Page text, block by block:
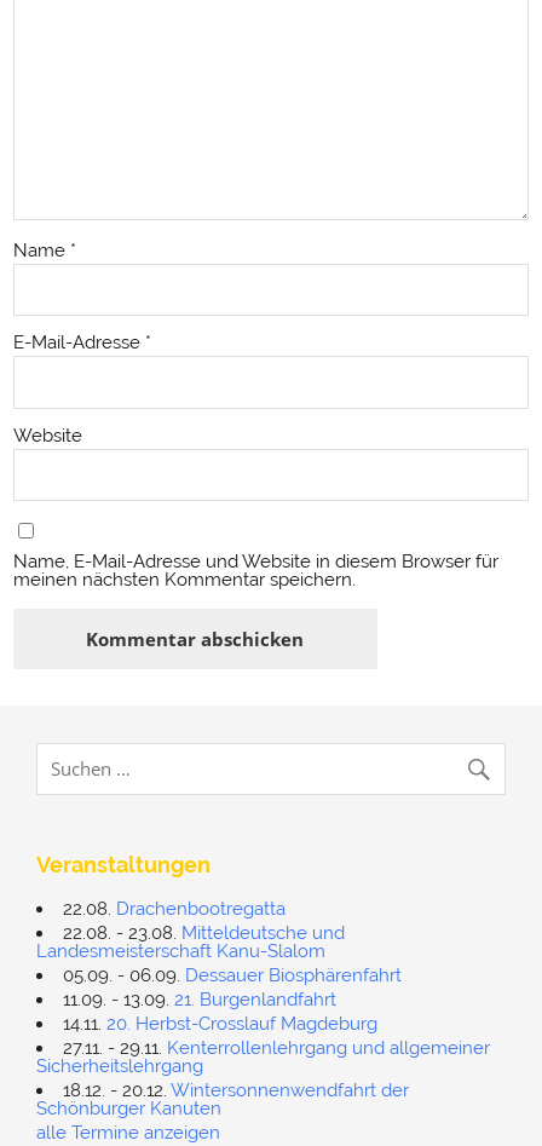
Name *
E-Mail-Adresse *
Website
Name, E-Mail-Adresse und Website in diesem Browser für
meinen nächsten Kommentar speichern.
Veranstaltungen
22.08. Drachenbootregatta
22.08. - 23.08. Mitteldeutsche und
Landesmeisterschaft Kanu-Slalom
05.09. - 06.09. Dessauer Biosphärenfahrt
11.09. - 13.09. 21. Burgenlandfahrt
14.11. 20. Herbst-Crosslauf Magdeburg
27.11. - 29.11. Kenterrollenlehrgang und allgemeiner
Sicherheitslehrgang
18.12. - 20.12. Wintersonnenwendfahrt der
Schönburger Kanuten
alle Termine anzeigen